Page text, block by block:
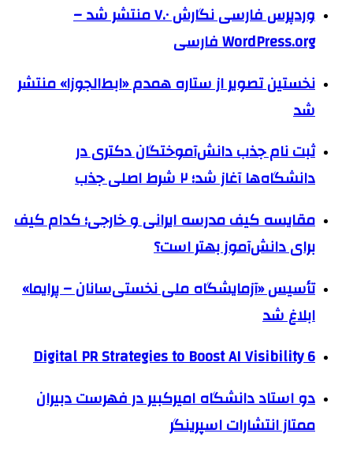
وردپرس فارسی نگارش ۷.۰ منتشر شد –
WordPress.org فارسی
نخستین تصویر از ستاره همدم «ابط‌الجوزا» منتشر
شد
ثبت نام جذب دانش‌آموختگان دکتری در
دانشگاه‌ها آغاز شد؛ ۲ شرط اصلی جذب
مقایسه کیف مدرسه ایرانی و خارجی؛ کدام کیف
برای دانش‌آموز بهتر است؟
تأسیس «آزمایشگاه ملی نخستی‌سانان – پرایما»
ابلاغ شد
6 Digital PR Strategies to Boost AI Visibility
دو استاد دانشگاه امیرکبیر در فهرست دبیران
ممتاز انتشارات اسپرینگر